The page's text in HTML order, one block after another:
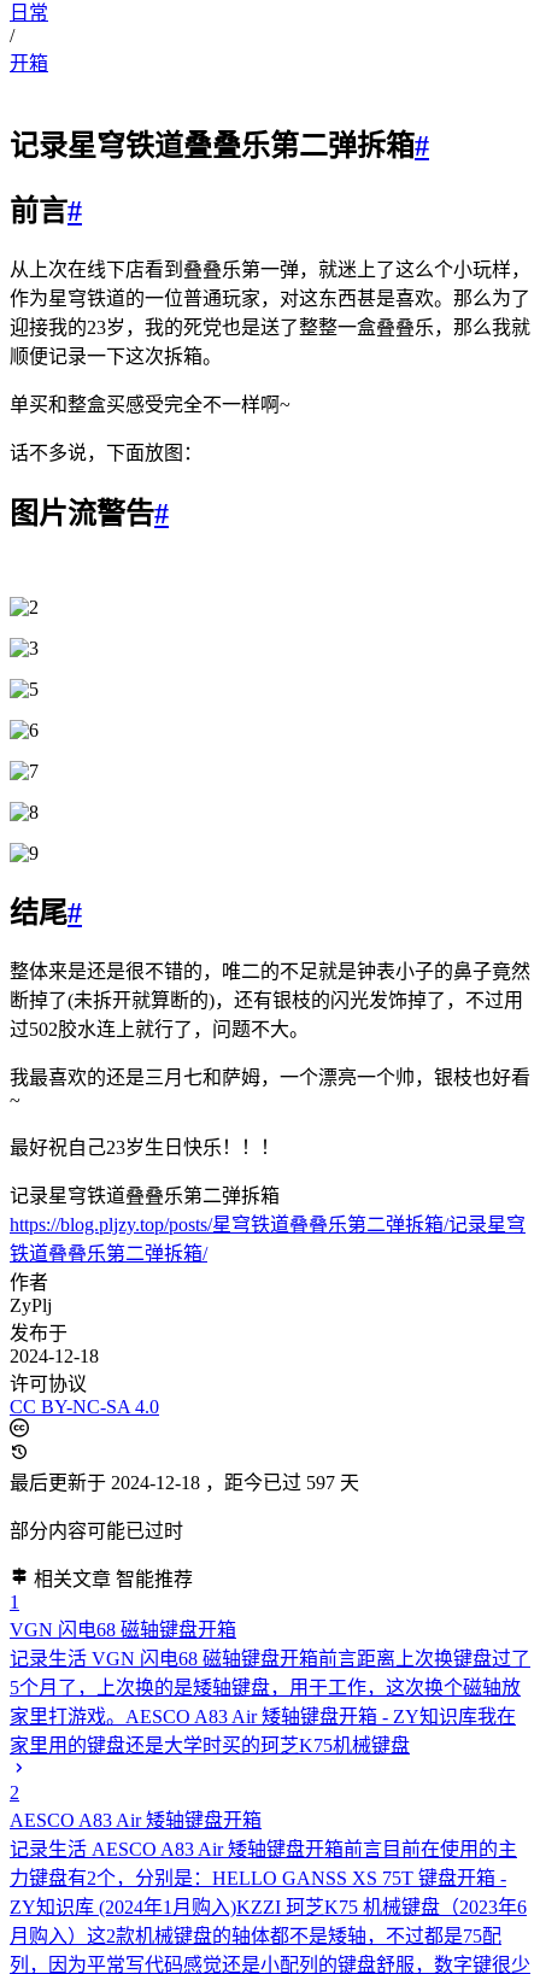
日常
/
开箱
记录星穹铁道叠叠乐第二弹拆箱#
前言#
从上次在线下店看到叠叠乐第一弹，就迷上了这么个小玩样，
作为星穹铁道的一位普通玩家，对这东西甚是喜欢。那么为了
迎接我的23岁，我的死党也是送了整整一盒叠叠乐，那么我就
顺便记录一下这次拆箱。
单买和整盒买感受完全不一样啊~
话不多说，下面放图：
图片流警告#
结尾#
整体来是还是很不错的，唯二的不足就是钟表小子的鼻子竟然
断掉了(未拆开就算断的)，还有银枝的闪光发饰掉了，不过用
过502胶水连上就行了，问题不大。
我最喜欢的还是三月七和萨姆，一个漂亮一个帅，银枝也好看
~
最好祝自己23岁生日快乐！！！
记录星穹铁道叠叠乐第二弹拆箱
https://blog.pljzy.top/posts/星穹铁道叠叠乐第二弹拆箱/记录星穹
铁道叠叠乐第二弹拆箱/
作者
ZyPlj
发布于
2024-12-18
许可协议
CC BY-NC-SA 4.0
最后更新于 2024-12-18 ，距今已过 597 天
部分内容可能已过时
相关文章 智能推荐
1
VGN 闪电68 磁轴键盘开箱
记录生活 VGN 闪电68 磁轴键盘开箱前言距离上次换键盘过了
5个月了，上次换的是矮轴键盘，用于工作，这次换个磁轴放
家里打游戏。AESCO A83 Air 矮轴键盘开箱 - ZY知识库我在
家里用的键盘还是大学时买的珂芝K75机械键盘
2
AESCO A83 Air 矮轴键盘开箱
记录生活 AESCO A83 Air 矮轴键盘开箱前言目前在使用的主
力键盘有2个，分别是：HELLO GANSS XS 75T 键盘开箱 -
ZY知识库 (2024年1月购入)KZZI 珂芝K75 机械键盘（2023年6
月购入）这2款机械键盘的轴体都不是矮轴，不过都是75配
列，因为平常写代码感觉还是小配列的键盘舒服，数字键很少